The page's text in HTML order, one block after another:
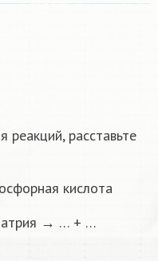
реакций, расставьте
кислота
→ … + …